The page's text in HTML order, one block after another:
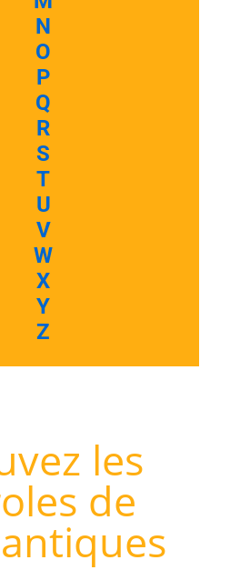
N
O
P
Q
R
S
T
U
V
W
X
Y
Z
les
de